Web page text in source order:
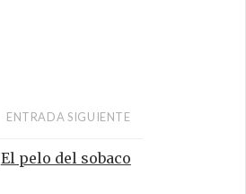
ENTRADA SIGUIENTE
El pelo del sobaco